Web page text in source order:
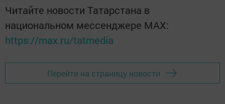
Читайте новости Татарстана в
национальном мессенджере MАХ:
https://max.ru/tatmedia
Перейти на страницу новости